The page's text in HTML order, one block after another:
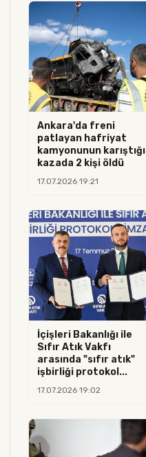
Ankara'da freni
patlayan hafriyat
kamyonunun karıştığı
kazada 2 kişi öldü
17.07.2026 19:21
İçişleri Bakanlığı ile
Sıfır Atık Vakfı
arasında "sıfır atık"
işbirliği protokol...
17.07.2026 19:02